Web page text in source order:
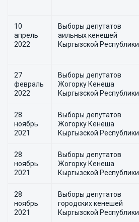
10
апрель
2022
Выборы депутатов
аильных кенешей
Кыргызской Республики
27
февраль
2022
Выборы депутатов
Жогорку Кенеша
Кыргызской Республики
28
ноябрь
2021
Выборы депутатов
Жогорку Кенеша
Кыргызской Республики
28
ноябрь
2021
Выборы депутатов
Жогорку Кенеша
Кыргызской Республики
28
ноябрь
2021
Выборы депутатов
городских кенешей
Кыргызской Республики